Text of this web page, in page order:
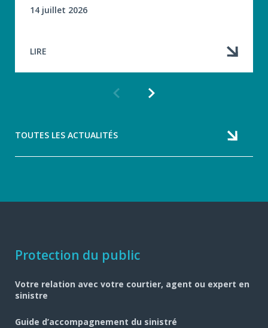
14 juillet 2026
LIRE
TOUTES LES ACTUALITÉS
Navigation
pied
de
page
Protection du public
Votre relation avec votre courtier, agent ou expert en
sinistre
Guide d’accompagnement du sinistré